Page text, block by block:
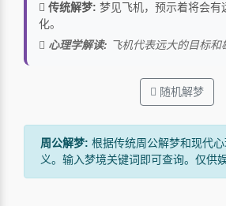
传统解梦: 梦见飞机，预示着将会有
化。
心理学解读: 飞机代表远大的目标和
随机解梦
周公解梦: 根据传统周公解梦和现代
义。输入梦境关键词即可查询。仅供